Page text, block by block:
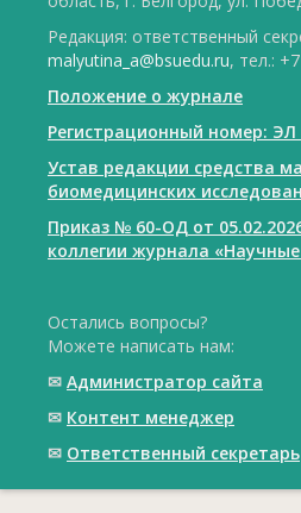
Редакция: ответственный
malyutina_a@bsuedu.ru, тел.:
Положение о журнале
Регистрационный номер:
Устав редакции средства
биомедицинских
Приказ № 60-ОД от
коллегии журнала
Остались вопросы?
Можете написать нам:
✉ Администратор сайта
✉ Контент менеджер
✉ Ответственный cекретарь